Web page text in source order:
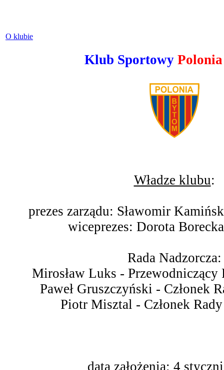
O klubie
Klub Sportowy
Władze klubu:
prezes zarządu: Sławomir
wiceprezes: Dorota
Rada Nadzorcza:
Mirosław Luks - Przewodniczący
Paweł Gruszczyński - Członek
Piotr Misztal - Członek
data założenia: 4